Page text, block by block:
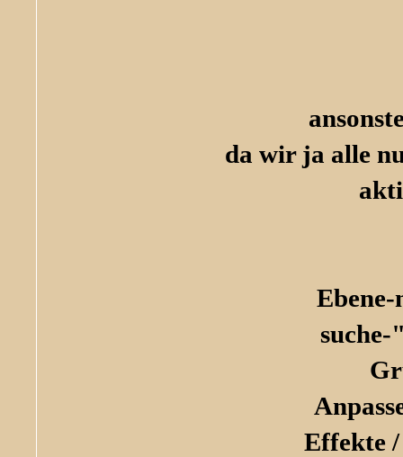
da wir ja alle
Ebene-
Effekte